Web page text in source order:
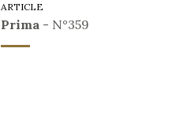
ARTICLE
Prima- N°359